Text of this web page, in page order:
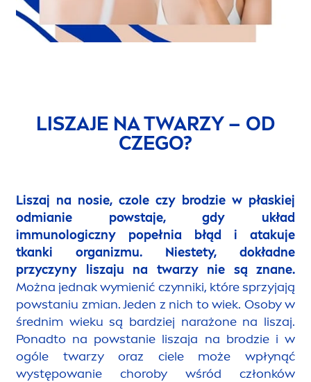
LISZAJE NA TWARZY – OD
CZEGO?
Liszaj na nosie, czole czy brodzie w płaskiej
odmianie powstaje, gdy układ
immunologiczny popełnia błąd i atakuje
tkanki organizmu. Niestety, dokładne
przyczyny liszaju na twarzy nie są znane.
Można jednak wymienić czynniki, które sprzyjają
powstaniu zmian. Jeden z nich to wiek. Osoby w
średnim wieku są bardziej narażone na liszaj.
Ponadto na powstanie liszaja na brodzie i w
ogóle twarzy oraz ciele może wpłynąć
występowanie choroby wśród członków